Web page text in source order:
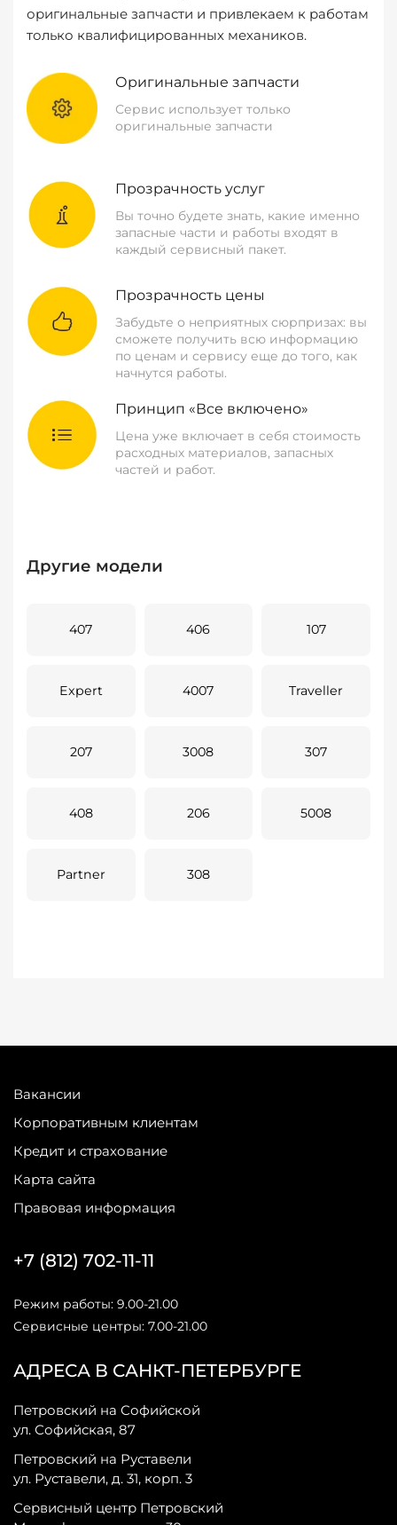
оригинальные запчасти и привлекаем к работам
только квалифицированных механиков.
Оригинальные запчасти
Сервис использует только
оригинальные запчасти
Прозрачность услуг
Вы точно будете знать, какие именно
запасные части и работы входят в
каждый сервисный пакет.
Прозрачность цены
Забудьте о неприятных сюрпризах: вы
сможете получить всю информацию
по ценам и сервису еще до того, как
начнутся работы.
Принцип «Все включено»
Цена уже включает в себя стоимость
расходных материалов, запасных
частей и работ.
Другие модели
407 406 107
Expert 4007 Traveller
207 3008 307
408 206 5008
Partner 308
Вакансии
Корпоративным клиентам
Кредит и страхование
Карта сайта
Правовая информация
АДРЕСА В САНКТ-ПЕТЕРБУРГЕ
Петровский на Софийской
ул. Софийская, 87
Петровский на Руставели
ул. Руставели, д. 31, корп. 3
Сервисный центр Петровский
+7 (812) 702-11-11
Режим работы: 9.00-21.00
Сервисные центры: 7.00-21.00